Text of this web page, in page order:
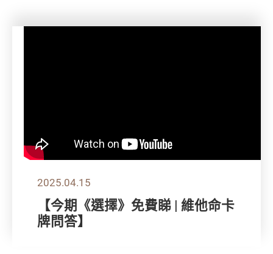
2025.04.15
【今期《選擇》免費睇 | 維他命卡
牌問答】